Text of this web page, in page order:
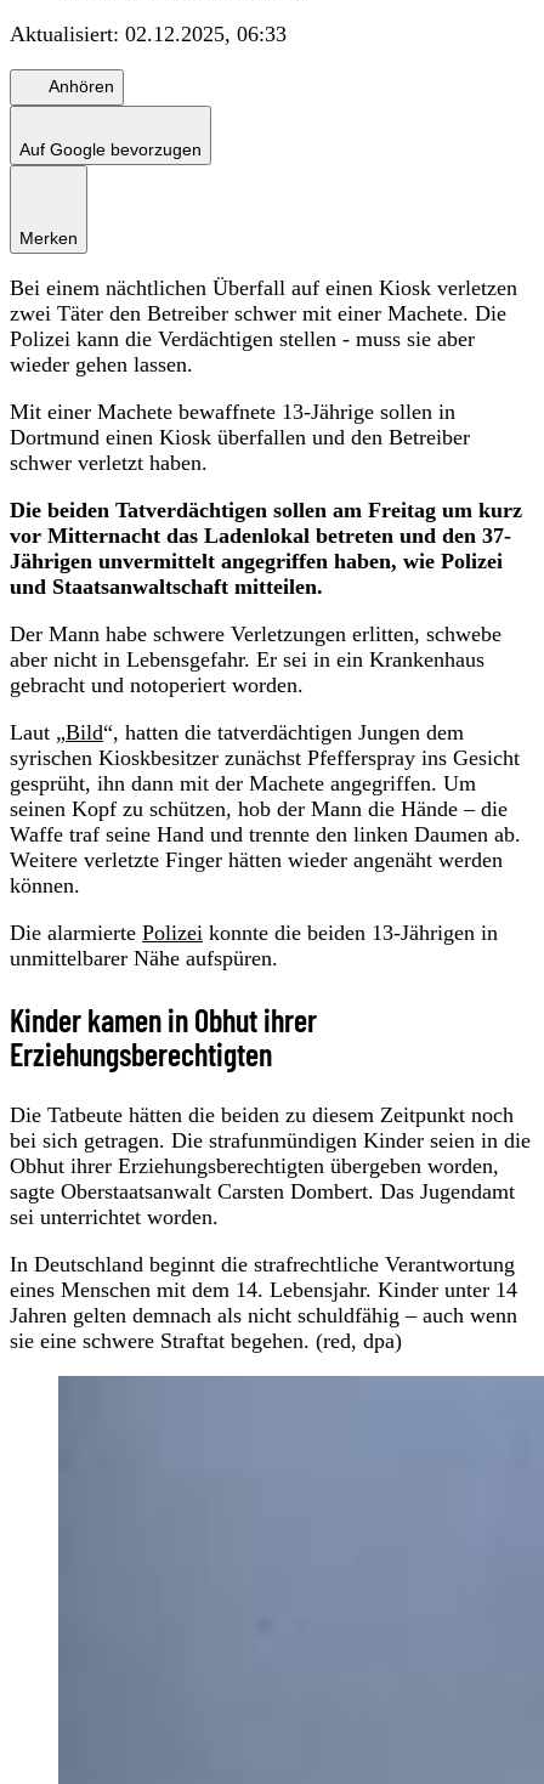
Aktualisiert: 02.12.2025, 06:33
Anhören
Auf Google bevorzugen
Merken
Bei einem nächtlichen Überfall auf einen Kiosk verletzen
zwei Täter den Betreiber schwer mit einer Machete. Die
Polizei kann die Verdächtigen stellen - muss sie aber
wieder gehen lassen.
Mit einer Machete bewaffnete 13-Jährige sollen in
Dortmund einen Kiosk überfallen und den Betreiber
schwer verletzt haben.
Die beiden Tatverdächtigen sollen am Freitag um kurz
vor Mitternacht das Ladenlokal betreten und den 37-
Jährigen unvermittelt angegriffen haben, wie Polizei
und Staatsanwaltschaft mitteilen.
Der Mann habe schwere Verletzungen erlitten, schwebe
aber nicht in Lebensgefahr. Er sei in ein Krankenhaus
gebracht und notoperiert worden.
Laut „Bild“, hatten die tatverdächtigen Jungen dem
syrischen Kioskbesitzer zunächst Pfefferspray ins Gesicht
gesprüht, ihn dann mit der Machete angegriffen. Um
seinen Kopf zu schützen, hob der Mann die Hände – die
Waffe traf seine Hand und trennte den linken Daumen ab.
Weitere verletzte Finger hätten wieder angenäht werden
können.
Die alarmierte Polizei konnte die beiden 13-Jährigen in
unmittelbarer Nähe aufspüren.
Kinder kamen in Obhut ihrer
Erziehungsberechtigten
Die Tatbeute hätten die beiden zu diesem Zeitpunkt noch
bei sich getragen. Die strafunmündigen Kinder seien in die
Obhut ihrer Erziehungsberechtigten übergeben worden,
sagte Oberstaatsanwalt Carsten Dombert. Das Jugendamt
sei unterrichtet worden.
In Deutschland beginnt die strafrechtliche Verantwortung
eines Menschen mit dem 14. Lebensjahr. Kinder unter 14
Jahren gelten demnach als nicht schuldfähig – auch wenn
sie eine schwere Straftat begehen. (red, dpa)